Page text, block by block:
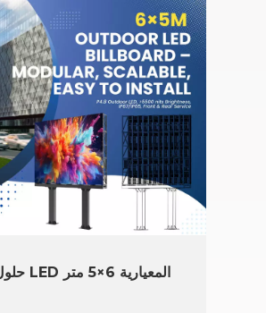
حلول لوحات الإعلانات LED المعيارية 6×5 متر